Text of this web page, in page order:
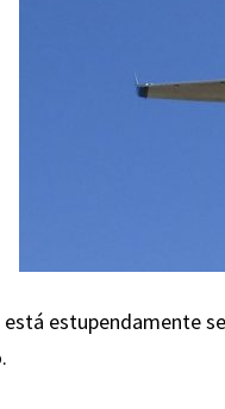
está estupendamente